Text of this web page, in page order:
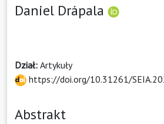
Daniel Drápala
Dział: Artykuły
https://doi.org/10.31261/
Abstrakt